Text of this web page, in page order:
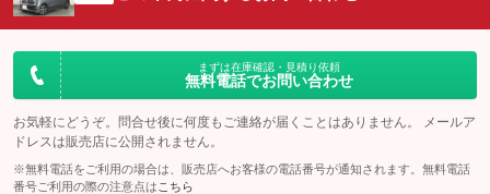
まずは在庫確認・見積り依頼
無料電話でお問い合わせ
お気軽にどうぞ。問合せ後に何度もご連絡が届くことはありません。 メールア
ドレスは販売店に公開されません。
※無料電話をご利用の場合は、販売店へお客様の電話番号が通知されます。無料電話
番号ご利用の際の注意点は こちら